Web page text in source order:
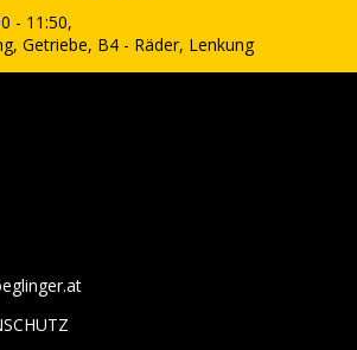
- 11:50,
Getriebe, B4 - Räder, Lenkung